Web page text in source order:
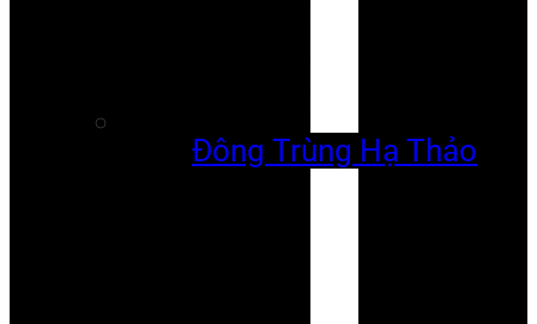
Đông Trùng Hạ Thảo